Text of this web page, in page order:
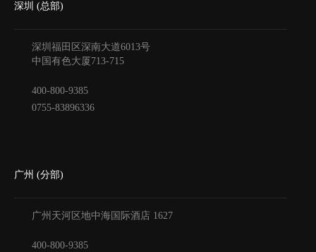
深圳 (总部)
深圳福田区深南大道6013号
中国有色大厦 713-715
400-800-9385
0755-83896336
广州 (分部)
广州天河区地中海国际酒店 1627
400-800-9385